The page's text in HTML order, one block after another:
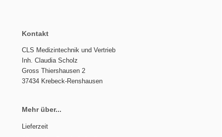
Kontakt
CLS Medizintechnik und Vertrieb
Inh. Claudia Scholz
Gross Thiershausen 2
37434 Krebeck-Renshausen
Mehr über...
Lieferzeit